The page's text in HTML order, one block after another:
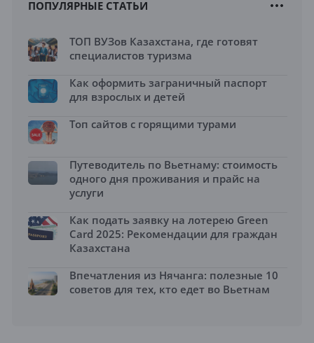
ПОПУЛЯРНЫЕ СТАТЬИ
ТОП ВУЗов Казахстана, где готовят
специалистов туризма
Как оформить заграничный паспорт
для взрослых и детей
Топ сайтов с горящими турами
Путеводитель по Вьетнаму: стоимость
одного дня проживания и прайс на
услуги
Как подать заявку на лотерею Green
Card 2025: Рекомендации для граждан
Казахстана
Впечатления из Нячанга: полезные 10
советов для тех, кто едет во Вьетнам